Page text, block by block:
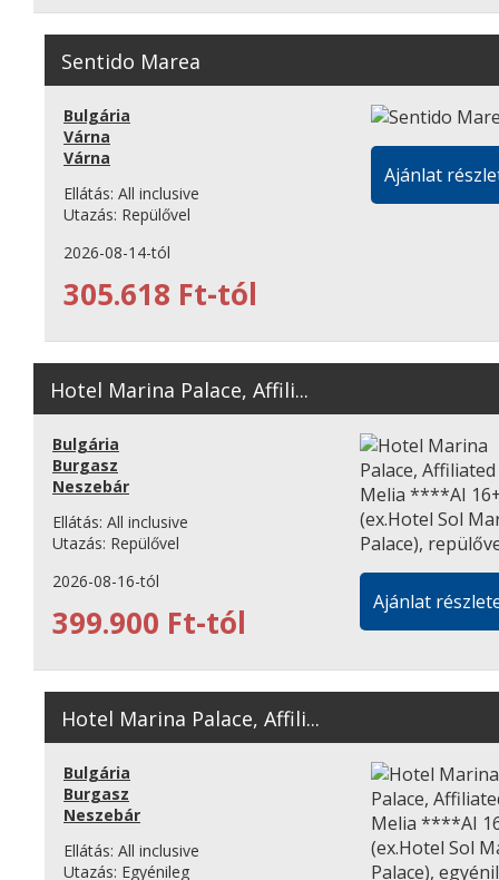
Sentido Marea
Bulgária
Várna
Várna
Ellátás: All inclusive
Utazás: Repülővel
2026-08-14-tól
305.618 Ft-tól
Ajánlat
Hotel Marina Palace, Affili...
Bulgária
Burgasz
Neszebár
Ellátás: All inclusive
Utazás: Repülővel
2026-08-16-tól
399.900 Ft-tól
Ajánlat
Hotel Marina Palace, Affili...
Bulgária
Burgasz
Neszebár
Ellátás: All inclusive
Utazás: Egyénileg